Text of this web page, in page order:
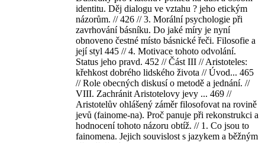
identitu. Děj dialogu ve vztahu ? jeho etickým
názorům. // 426 // 3. Morální psychologie při
zavrhování básníku. Do jaké míry je nyní
obnoveno čestné místo básnické řeči. Filosofie a
její styl 445 // 4. Motivace tohoto odvolání.
Status jeho pravd. 452 // Část III // Aristoteles:
křehkost dobrého lidského života // Úvod... 465
// Role obecných diskusí o metodě a jednání. //
VIII. Zachránit Aristotelovy jevy ... 469 //
Aristotelův ohlášený záměr filosofovat na rovině
jevů (fainome-na). Proč panuje při rekonstrukci a
hodnocení tohoto názoru obtíž. // 1. Co jsou to
fainomena. Jejich souvislost s jazykem a běžným